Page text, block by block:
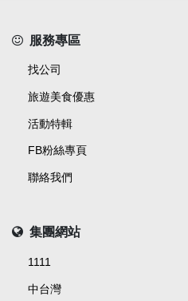
服務專區
找公司
旅遊美食優惠
活動特輯
FB粉絲專頁
聯絡我們
集團網站
1111
中台灣